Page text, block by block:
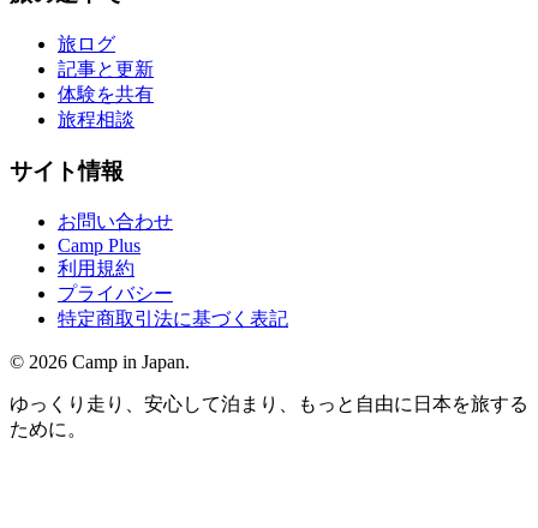
旅ログ
記事と更新
体験を共有
旅程相談
サイト情報
お問い合わせ
Camp Plus
利用規約
プライバシー
特定商取引法に基づく表記
© 2026 Camp in Japan.
ゆっくり走り、安心して泊まり、もっと自由に日本を旅する
ために。